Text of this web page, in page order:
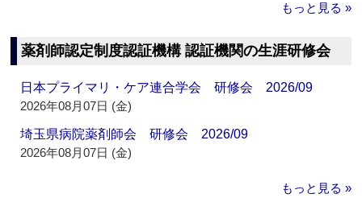
もっと見る »
薬剤師認定制度認証機構 認証機関の生涯研修会
日本プライマリ・ケア連合学会 研修会 2026/09
2026年08月07日 (金)
埼玉県病院薬剤師会 研修会 2026/09
2026年08月07日 (金)
もっと見る »